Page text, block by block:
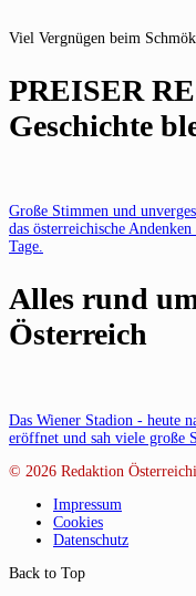
Viel Vergnügen beim
PREISER
Geschichte
Große Stimmen und
das österreichische
Tage.
Alles rund
Österreich
Das Wiener Stadion - heute
eröffnet und sah viele große
© 2026 Redaktion
Impressum
Cookies
Datenschutz
Back to Top